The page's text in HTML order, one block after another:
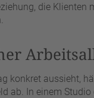
die Klienten
konkret aussieht,
ab. In einem Studio